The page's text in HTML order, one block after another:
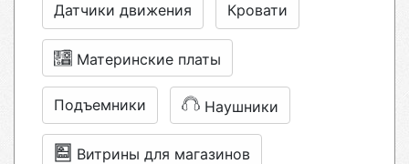
Датчики движения Кровати
Материнские платы
Подъемники Наушники
Витрины для магазинов